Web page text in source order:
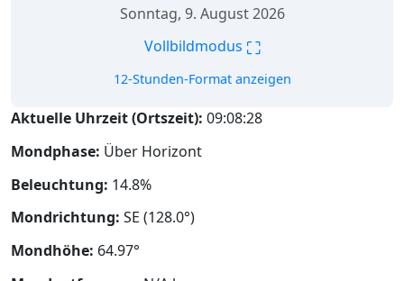
Sonntag, 9. August 2026
Vollbildmodus ⛶
12-Stunden-Format anzeigen
Aktuelle Uhrzeit (Ortszeit): 09:08:29
Mondphase: Über Horizont
Beleuchtung: 14.8%
Mondrichtung: SE (128.0°)
Mondhöhe: 64.97°